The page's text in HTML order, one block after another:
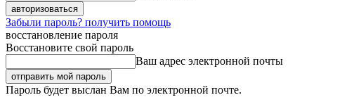
Забыли пароль? получить помощь
восстановление пароля
Восстановите свой пароль
Ваш адрес электронной почты
Пароль будет выслан Вам по электронной почте.